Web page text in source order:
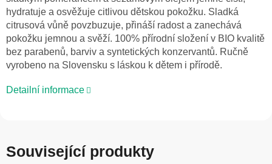
hydratuje a osvěžuje citlivou dětskou pokožku. Sladká
citrusová vůně povzbuzuje, přináší radost a zanechává
pokožku jemnou a svěží. 100% přírodní složení v BIO kvalitě
bez parabenů, barviv a syntetických konzervantů. Ručně
vyrobeno na Slovensku s láskou k dětem i přírodě.
Detailní informace
Související produkty